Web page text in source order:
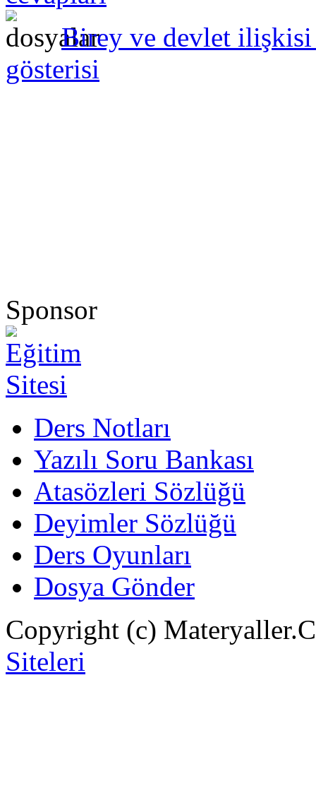
Birey ve devlet
gösterisi
Sponsor
Ders Notları
Yazılı Soru Bankası
Atasözleri Sözlüğü
Deyimler Sözlüğü
Ders Oyunları
Dosya Gönder
Copyright (c)
Siteleri